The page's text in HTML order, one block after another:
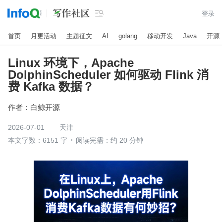
 登录
首页 月更活动 主题征文 AI golang 移动开发 Java 开源
Linux 环境下，Apache
DolphinScheduler 如何驱动 Flink 消
费 Kafka 数据？
作者： 白鲸开源
2026-07-01
天津
本文字数：6151 字
阅读完需：约 20 分钟